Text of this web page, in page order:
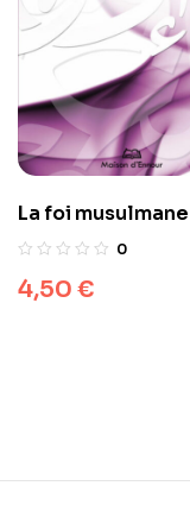
La foi musulmane
0
4,50 €